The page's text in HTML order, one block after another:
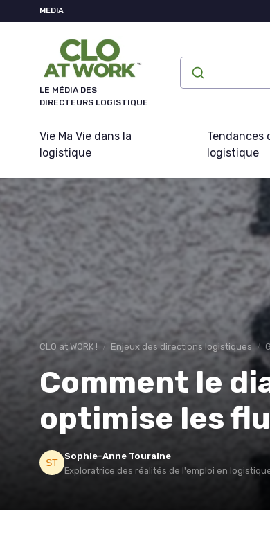
MEDIA
LE MÉDIA DES
DIRECTEURS LOGISTIQUE
Vie Ma Vie dans la
logistique
Tendances
logistique
CLO at WORK ! Enjeux des directions logistiques
Comment le
optimise les
Sophie-Anne Touraine
Exploratrice des réalités de l'emploi en
Panneau de gestion des cookies